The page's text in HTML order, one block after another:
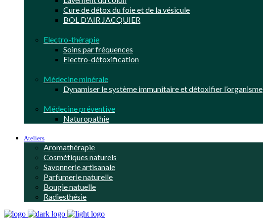
Cure de détox du foie et de la vésicule
BOL D’AIR JACQUIER
Electro-thérapie
Soins par fréquences
Electro-détoxification
Médecine minérale
Dynamiser le système immunitaire et détoxifier l’organisme
Médecine préventive
Naturopathie
Ateliers
Aromathérapie
Cosmétiques naturels
Savonnerie artisanale
Parfumerie naturelle
Bougie natuelle
Radiesthésie